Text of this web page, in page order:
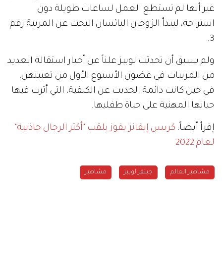
غير أنها لم تستطع العمل لساعات طويلة دون
استراحة، ليبدأ الزوجان اليائسان البحث عن المربية رقم
3.
ولم يسبق أن تحدثت لوبيز علناً عن أخبار استقالة العديد
من المربيات في غضون الأسبوع الأول من تعيينهن،
في حين كانت دائمة الحديث عن الكيفية، التي أثرت فيها
حياتها المهنية على حياة طفليها.
إقرأ أيضاً: ‏كريس إيفانز يفوز بلقب "أكثر الرجال جاذبية"
لعام 2022
مشاهير العالم جينفر لوبيز مشاهير